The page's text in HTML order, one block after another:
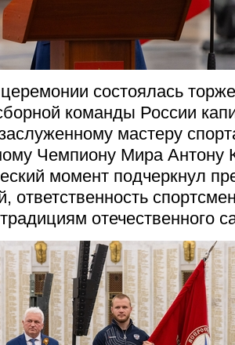
состоялась
команды России
мастеру
Чемпиону Мира Антону
момент подчеркнул
ответственность
отечественного